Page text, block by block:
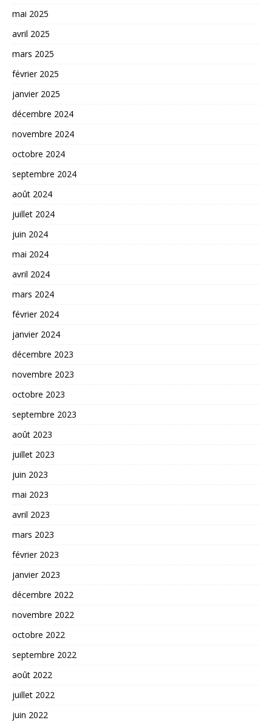
mai 2025
avril 2025
mars 2025
février 2025
janvier 2025
décembre 2024
novembre 2024
octobre 2024
septembre 2024
août 2024
juillet 2024
juin 2024
mai 2024
avril 2024
mars 2024
février 2024
janvier 2024
décembre 2023
novembre 2023
octobre 2023
septembre 2023
août 2023
juillet 2023
juin 2023
mai 2023
avril 2023
mars 2023
février 2023
janvier 2023
décembre 2022
novembre 2022
octobre 2022
septembre 2022
août 2022
juillet 2022
juin 2022